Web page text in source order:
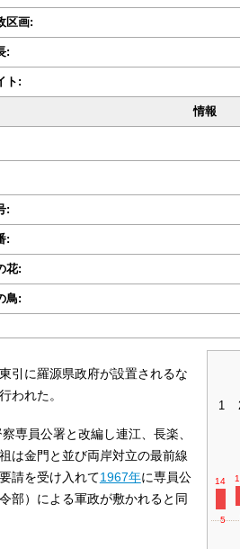
区画:
:
ト:
情報
:
:
花:
鳥:
1
14
5
引に羅源県政府が設置されるな
われた。
専員公署と改編し連江、長楽、
は金門と並び両岸対立の最前線
請を受け入れて1967年に専員公
部）による軍政が敷かれると同